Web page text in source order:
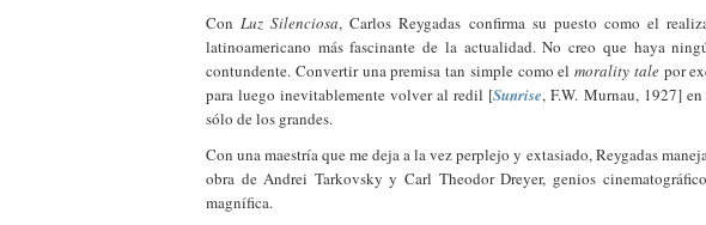
ConLuz Silenciosa, Carlos Reygadas confirma su puesto como el
latinoamericano más fascinante de la actualidad. No creo que haya
contundente. Convertir una premisa tan simple como el morality talepor
para luego inevitablemente volver al redil [Sunrise, F.W. Murnau, 1927]
sólo de los grandes.
Con una maestría que me deja a la vez perplejo y extasiado, Reygadas
obra de Andrei Tarkovsky y Carl Theodor Dreyer, genios
magnífica.